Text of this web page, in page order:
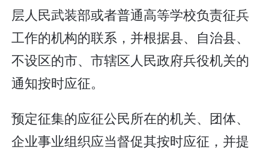
层人民武装部或者普通高等学校负责征兵
工作的机构的联系，并根据县、自治县、
不设区的市、市辖区人民政府兵役机关的
通知按时应征。
预定征集的应征公民所在的机关、团体、
企业事业组织应当督促其按时应征，并提